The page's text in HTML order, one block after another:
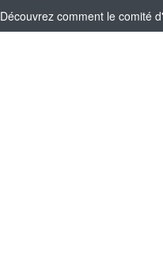
Découvrez comment le comité